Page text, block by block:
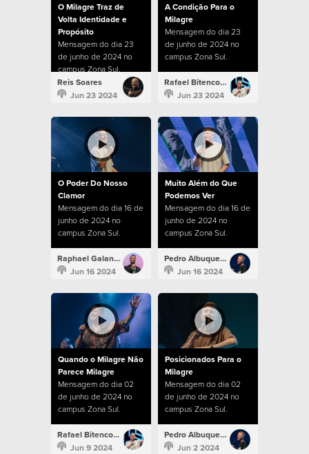
O Milagre Traz de
Volta Identidade e
Propósito
Mensagem do dia 23
de junho de 2024 no
campus Zona Sul.
Reis Soares
Jun 23 2024
A Condição Para o
Milagre
Mensagem do dia 23
de junho de 2024 no
campus Zona Sul.
Rafael Bitencourt
Jun 23 2024
O Poder Do Nosso
Clamor
Mensagem do dia 16 de
junho de 2024 no
campus Zona Sul.
Raphael Galante
Jun 16 2024
Muito Além do Que
Podemos Ver
Mensagem do dia 16 de
junho de 2024 no
campus Zona Sul.
Pedro Albuquerque
Jun 16 2024
Quando o Milagre Não
Parece Milagre
Mensagem do dia 02
de junho de 2024 no
campus Zona Sul.
Rafael Bitencourt
Jun 9 2024
Posicionados Para o
Milagre
Mensagem do dia 02
de junho de 2024 no
campus Zona Sul.
Pedro Albuquerque
Jun 2 2024